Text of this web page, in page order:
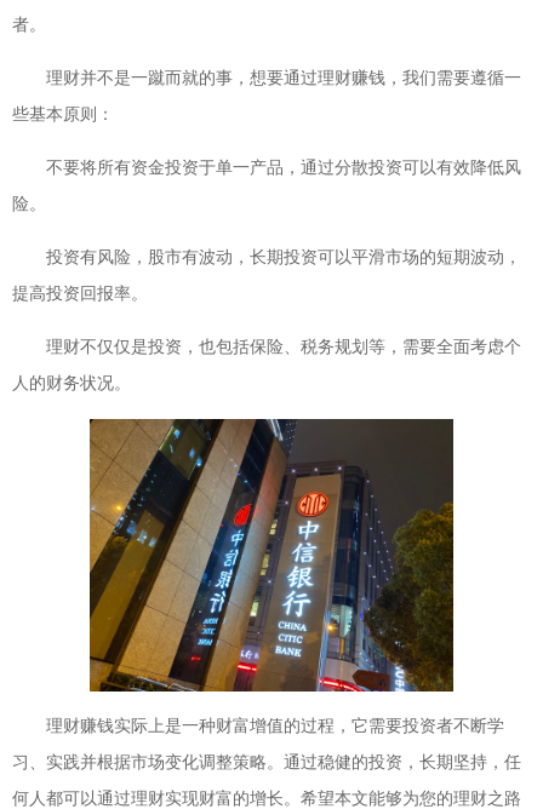
者。
理财并不是一蹴而就的事，想要通过理财赚钱，我们需要遵循一
些基本原则：
不要将所有资金投资于单一产品，通过分散投资可以有效降低风
险。
投资有风险，股市有波动，长期投资可以平滑市场的短期波动，
提高投资回报率。
理财不仅仅是投资，也包括保险、税务规划等，需要全面考虑个
人的财务状况。
理财赚钱实际上是一种财富增值的过程，它需要投资者不断学
习、实践并根据市场变化调整策略。通过稳健的投资，长期坚持，任
何人都可以通过理财实现财富的增长。希望本文能够为您的理财之路